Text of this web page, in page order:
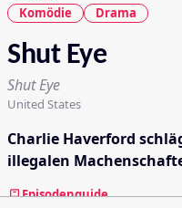
Komödie
Drama
Shut Eye
Shut Eye
United States
Charlie Haverford
illegalen
Episodenguide